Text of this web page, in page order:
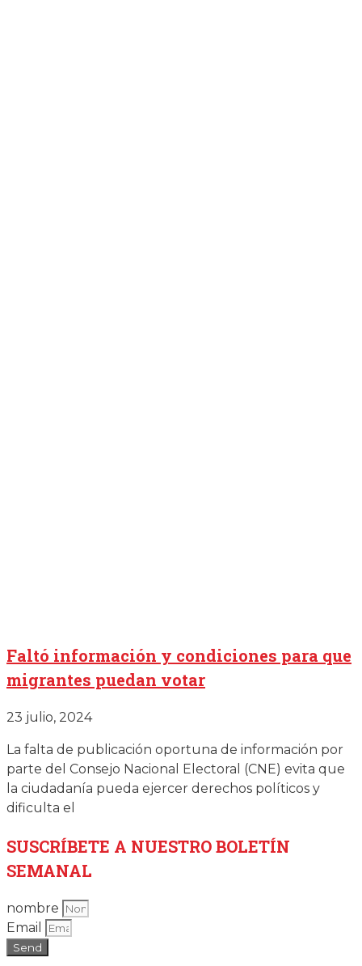
Faltó información y condiciones para que
migrantes puedan votar
23 julio, 2024
La falta de publicación oportuna de información por
parte del Consejo Nacional Electoral (CNE) evita que
la ciudadanía pueda ejercer derechos políticos y
dificulta el
SUSCRÍBETE A NUESTRO BOLETÍN
SEMANAL
nombre
Email
Send